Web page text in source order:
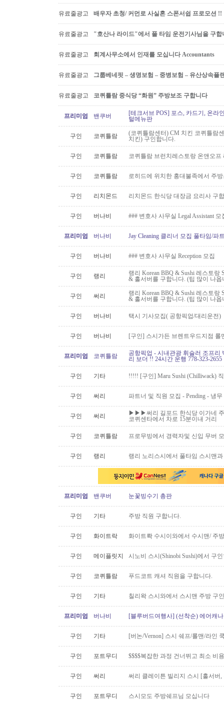
유료줄광고 배우자 초청/ 커먼로 사실혼 스폰서쉽 프로모션 !!
유료줄광고 "호산나 라이드"에서 풀 타임 운전기사님을 구합
유료줄광고 회계사무소에서 인재를 모십니다 Accountants
유료줄광고 그룹베네핏 – 생명보험 – 중병보험 – 유산상속플
유료줄광고 코퀴틀람 중식당 “화원” 주방보조 구합니다
프리미엄 밴쿠버
[테크서브 POS] 포스, 카드기, 온라
털메뉴판
구인 코퀴틀람
(코퀴틀람센터) CM 치킨 코퀴틀람
치킨) 구인합니다.
구인 코퀴틀람 코퀴틀람 브런치레스토랑 온앤오
구인 코퀴틀람 로히드에 위치한 홍대불족에서 주
구인 리치몬드 리치몬드 한식당 대장금 요리사 구
구인 버나비 ### 변호사 사무실 Legal Assistant 모
프리미엄 버나비 Jay Cleaning 클리너 모집 풀타임/파
구인 버나비 ### 변호사 사무실 Reception 모집
구인 랭리
랭리 Korean BBQ & Sushi 레스토
& 홀서버를 구합니다. (팁 많이 나옵
구인 써리
랭리 Korean BBQ & Sushi 레스토
& 홀서버를 구합니다. (팁 많이 나옵
구인 버나비 택시 기사모집( 공항픽업/대리운전)
구인 버나비 [구인] 스시가든 브렌트우드지점 롤
프리미엄 코퀴틀람
공항픽업 - 시내관광 휘슬러 조프
리 보더 !! 24시간 운행 778-323-2655
구인 기타 !!!!! [구인] Maru Sushi (Chilliwack)
구인 써리 파트너 및 직원 모집 - Pending - 냉무
구인 써리
▶▶▶써리 길포드 한식당 이가네
코퀴센타에서 차로 15분이내 거리
구인 코퀴틀람 프로무빙에서 경력자및 신입 무버
구인 랭리 랭리 노리스시에서 풀타임 스시맨
프리미엄 밴쿠버 눈꽃빙수기 총판
구인 기타 주방 직원 구합니다.
구인 화이트락 화이트롹 수시이와에서 수시맨/ 주
구인 메이플릿지 시노비 스시(Shinobi Sushi)에서 구
구인 코퀴틀람 푸드코트 캐셔 직원을 구합니다.
구인 기타 칠리왁 스시와에서 스시맨 주방 구
프리미엄 버나비 [블루버드여행사] (선착순) 에어캐
구인 기타 [버논/Vernon] 스시 쉐프/롤맨/라인
구인 포트무디 $$$$복잡한 과정 건너뛰고 최소 비
구인 써리 써리 클레이튼 빌리지 스시 [홀서버
구인 포트무디 스시모도 주방쉐프님 모십니다